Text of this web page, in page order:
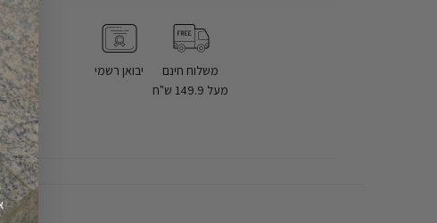
משלוח חינם
מעל 149.9 ש"ח
יבואן רשמי